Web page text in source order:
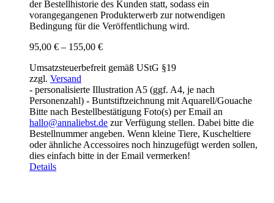
der Bestellhistorie des Kunden statt, sodass ein
vorangegangenen Produkterwerb zur notwendigen
Bedingung für die Veröffentlichung wird.
95,00 € – 155,00 €Preisspanne:
bis
Umsatzsteuerbefreit gemäß UStG §19
zzgl. Versand
- personalisierte Illustration A5 (ggf. A4, je nach
Personenzahl) - Buntstiftzeichnung mit Aquarell/Gouache
Bitte nach Bestellbestätigung Foto(s) per Email an
hallo@annaliebst.de zur Verfügung stellen. Dabei bitte die
Bestellnummer angeben. Wenn kleine Tiere, Kuscheltiere
oder ähnliche Accessoires noch hinzugefügt werden sollen,
dies einfach bitte in der Email vermerken!
Details